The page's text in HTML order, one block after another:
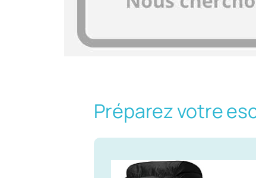
Préparez votre